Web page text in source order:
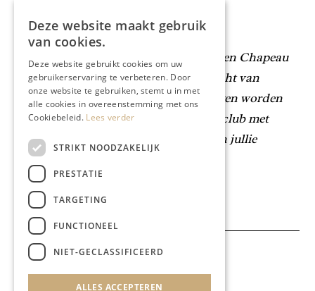
besteld worden.
Maastricht Culinair
De restaurantblog over de Pastory is een Chapeau
Content Creators productie in opdracht van
Maastricht Culinair. De komende weken worden
alle leden van deze culinaire vriendenclub met
leden uit Maastricht en omstreken aan jullie
voorgesteld.
Deel dit artikel:
Meer artikelen over:
Gastronomie
Deze website maakt gebruik
van cookies.
Deze website gebruikt cookies om uw
gebruikerservaring te verbeteren. Door
onze website te gebruiken, stemt u in met
alle cookies in overeenstemming met ons
Cookiebeleid. Lees verder
STRIKT NOODZAKELIJK
PRESTATIE
TARGETING
FUNCTIONEEL
NIET-GECLASSIFICEERD
ALLES ACCEPTEREN